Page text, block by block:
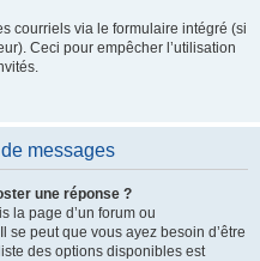
courriels via le formulaire intégré (si
Ceci pour empêcher l’utilisation
messages
une réponse ?
la page d’un forum ou
se peut que vous ayez besoin d’être
des options disponibles est